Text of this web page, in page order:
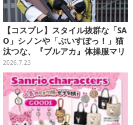
【コスプレ】スタイル抜群な「SA
O」シノンや「ぶいすぽっ！」猫
汰つな、『ブルアカ』体操服マリ
ーまで“アコスタ池袋”美麗レイヤ
ー11選【写真50枚】
2026.7.23